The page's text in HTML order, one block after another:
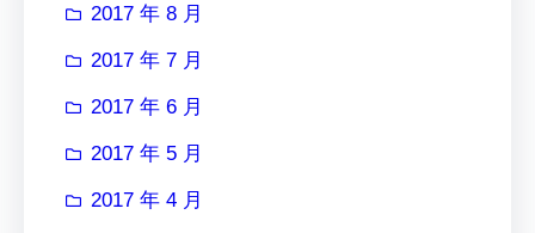
2017 年 8 月
2017 年 7 月
2017 年 6 月
2017 年 5 月
2017 年 4 月